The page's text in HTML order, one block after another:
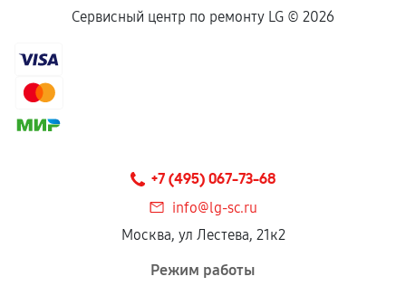
Сервисный центр по ремонту LG © 2026
+7 (495) 067-73-68
info@lg-sc.ru
Москва, ул Лестева, 21к2
Режим работы